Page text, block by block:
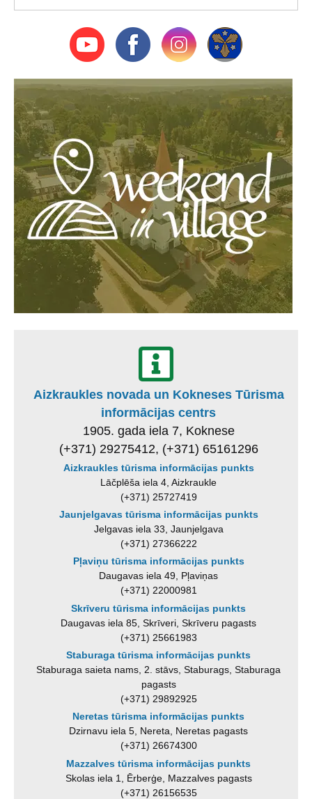
Aizkraukles novada un Kokneses Tūrisma
informācijas centrs
1905. gada iela 7, Koknese
(+371) 29275412, (+371) 65161296
Aizkraukles tūrisma informācijas punkts
Lāčplēša iela 4, Aizkraukle
(+371) 25727419
Jaunjelgavas tūrisma informācijas punkts
Jelgavas iela 33, Jaunjelgava
(+371) 27366222
Pļaviņu tūrisma informācijas punkts
Daugavas iela 49, Pļaviņas
(+371) 22000981
Skrīveru tūrisma informācijas punkts
Daugavas iela 85, Skrīveri, Skrīveru pagasts
(+371) 25661983
Staburaga tūrisma informācijas punkts
Staburaga saieta nams, 2. stāvs, Staburags, Staburaga
pagasts
(+371) 29892925
Neretas tūrisma informācijas punkts
Dzirnavu iela 5, Nereta, Neretas pagasts
(+371) 26674300
Mazzalves tūrisma informācijas punkts
Skolas iela 1, Ērberģe, Mazzalves pagasts
(+371) 26156535